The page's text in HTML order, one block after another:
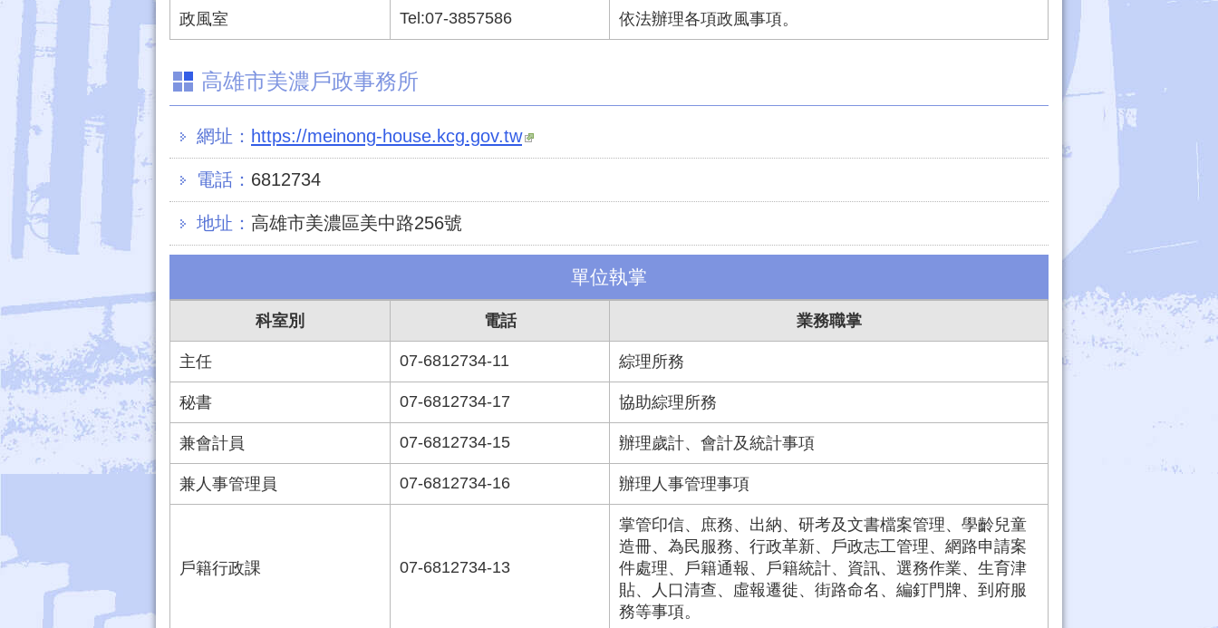
政風室 Tel:07-3857586 依法辦理各項政風事項。
高雄市美濃戶政事務所
網址： https://meinong-house.kcg.gov.tw
電話： 6812734
地址： 高雄市美濃區美中路256號
單位執掌
科室別 電話 業務職掌
主任 07-6812734-11 綜理所務
秘書 07-6812734-17 協助綜理所務
兼會計員 07-6812734-15 辦理歲計、會計及統計事項
兼人事管理員 07-6812734-16 辦理人事管理事項
戶籍行政課 07-6812734-13
掌管印信、庶務、出納、研考及文書檔案管理、學齡兒童
造冊、為民服務、行政革新、戶政志工管理、網路申請案
件處理、戶籍通報、戶籍統計、資訊、選務作業、生育津
貼、人口清查、虛報遷徙、街路命名、編釘門牌、到府服
務等事項。